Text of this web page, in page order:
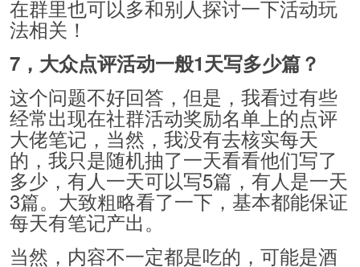
在群里也可以多和别人探讨一下活动玩
法相关！
7，大众点评活动一般1天写多少篇？
这个问题不好回答，但是，我看过有些
经常出现在社群活动奖励名单上的点评
大佬笔记，当然，我没有去核实每天
的，我只是随机抽了一天看看他们写了
多少，有人一天可以写5篇，有人是一天
3篇。大致粗略看了一下，基本都能保证
每天有笔记产出。
当然，内容不一定都是吃的，可能是酒